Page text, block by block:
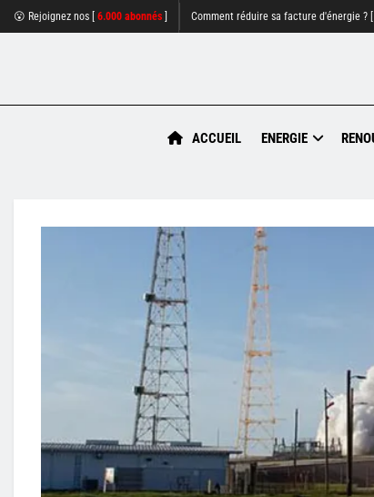
😮 Rejoignez nos [ 6.000 abonnés Comment réduire sa facture d'énergie ? [
ACCUEIL ENERGIE